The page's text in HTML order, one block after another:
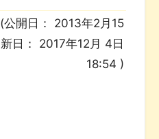
(公開日： 2013年2月15
日： 2017年12月 4日
18:54 )